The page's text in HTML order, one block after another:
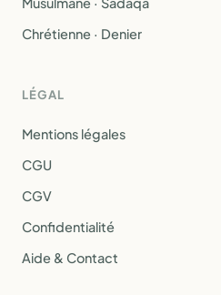
Chrétienne · Denier
LÉGAL
Mentions légales
CGU
CGV
Confidentialité
Aide & Contact